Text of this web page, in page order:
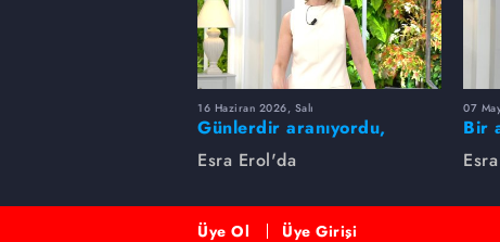
16 Haziran 2026, Salı
Günlerdir aranıyordu,
dakikalar içinde bulundu!
Esra Erol'da
07
Bir
Üye Ol Üye Girişi